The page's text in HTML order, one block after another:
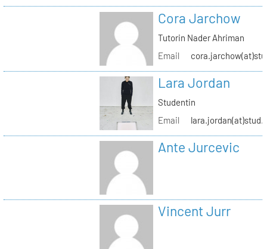
Cora Jarchow
Tutorin Nader Ahriman
Email
Lara Jordan
Studentin
Email
Ante Jurcevic
Vincent Jurr